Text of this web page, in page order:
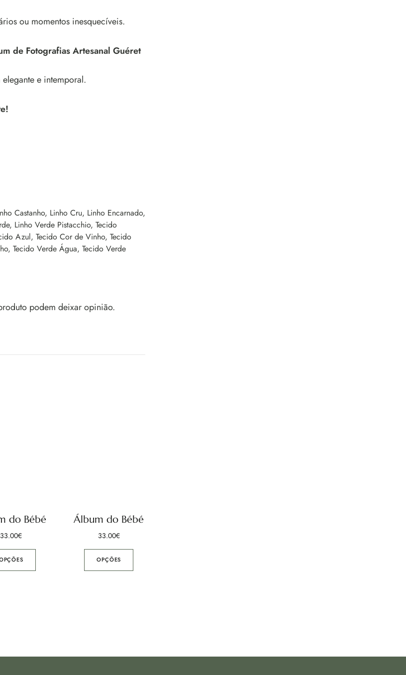
ou momentos inesquecíveis.
de Fotografias Artesanal Guéret
e intemporal.
Castanho, Linho Cru, Linho Encarnado,
Linho Verde Pistacchio, Tecido
Azul, Tecido Cor de Vinho, Tecido
Tecido Verde Água, Tecido Verde
podem deixar opinião.
do Bébé
33.00€
Álbum do Bébé
33.00€
OPÇÕES